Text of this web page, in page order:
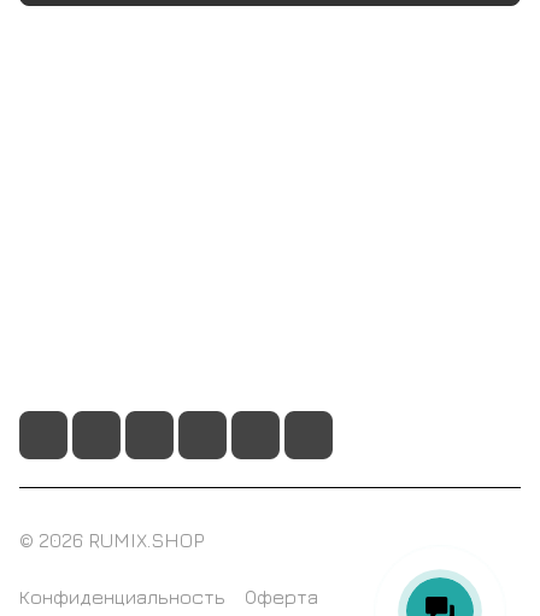
© 2026 RUMIX.SHOP
Конфиденциальность Оферта